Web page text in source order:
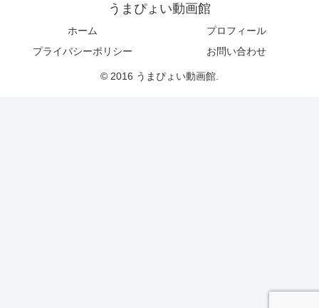
うまぴょい動画館
ホーム
プロフィール
プライバシーポリシー
お問い合わせ
© 2016 うまぴょい動画館.